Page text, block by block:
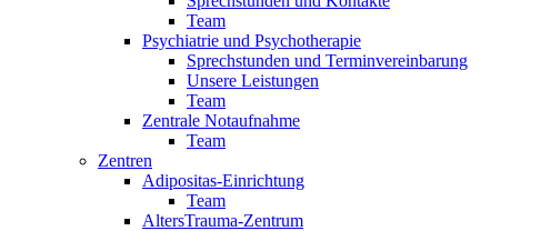
Team
Psychiatrie und Psychotherapie
Sprechstunden und Terminvereinbarung
Unsere Leistungen
Team
Zentrale Notaufnahme
Team
Zentren
Adipositas-Einrichtung
Team
AltersTrauma-Zentrum